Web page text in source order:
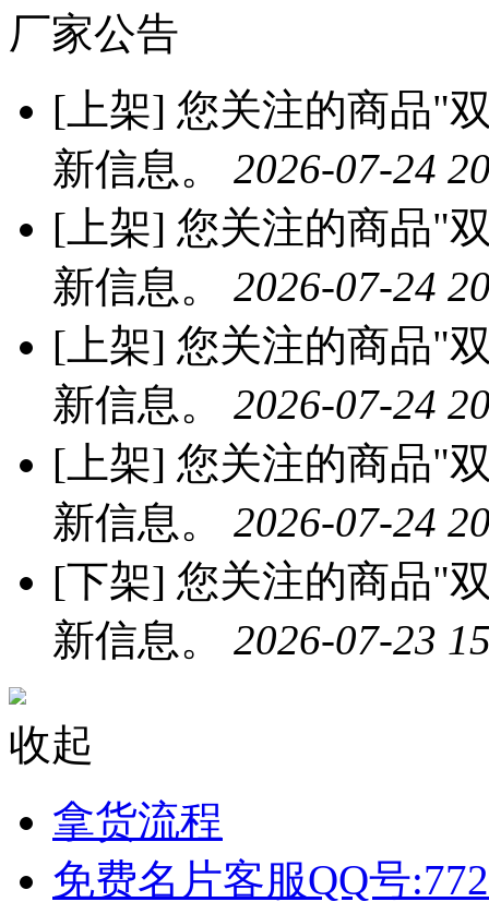
厂家公告
[上架] 您关注的商品"
新信息。 2026-07-24
[上架] 您关注的商品"
新信息。 2026-07-24
[上架] 您关注的商品"
新信息。 2026-07-24
[上架] 您关注的商品"
新信息。 2026-07-24
[下架] 您关注的商品"
新信息。 2026-07-23
收起
拿货流程
免费名片客服QQ号